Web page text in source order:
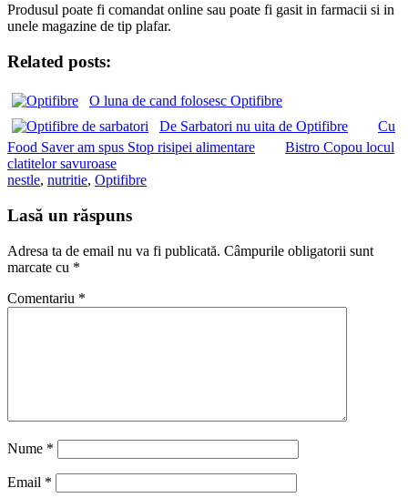
Produsul poate fi comandat online sau poate fi gasit in farmacii si in
unele magazine de tip plafar.
Related posts:
O luna de cand folosesc Optifibre
De Sarbatori nu uita de Optifibre
Cu
Food Saver am spus Stop risipei alimentare
Bistro Copou locul
clatitelor savuroase
nestle, nutritie, Optifibre
Lasă un răspuns
Adresa ta de email nu va fi publicată. Câmpurile obligatorii sunt
marcate cu *
Comentariu *
Nume *
Email *